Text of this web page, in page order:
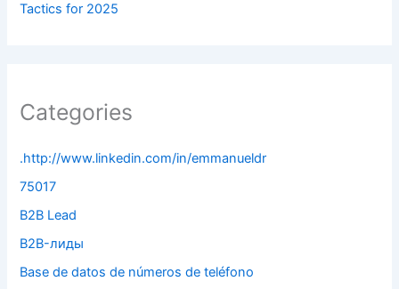
Tactics for 2025
Categories
.http://www.linkedin.com/in/emmanueldr
75017
B2B Lead
B2B-лиды
Base de datos de números de teléfono